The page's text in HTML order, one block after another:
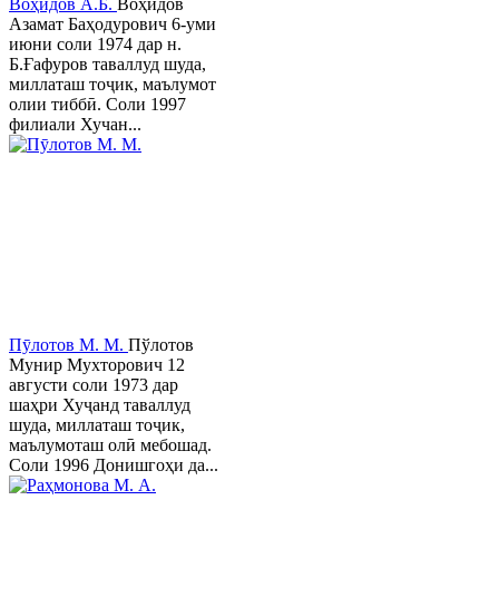
Азамат Баҳодурович 6-уми
июни соли 1974 дар н.
Б.Ғафуров таваллуд шуда,
миллаташ тоҷик, маълумот
олии тиббӣ. Соли 1997
филиали Хучан...
Пӯлотов М. М. Пўлотов
Мунир Мухторович 12
августи соли 1973 дар
шаҳри Хуҷанд таваллуд
шуда, миллаташ тоҷик,
маълумоташ олӣ мебошад.
Соли 1996 Донишгоҳи да...